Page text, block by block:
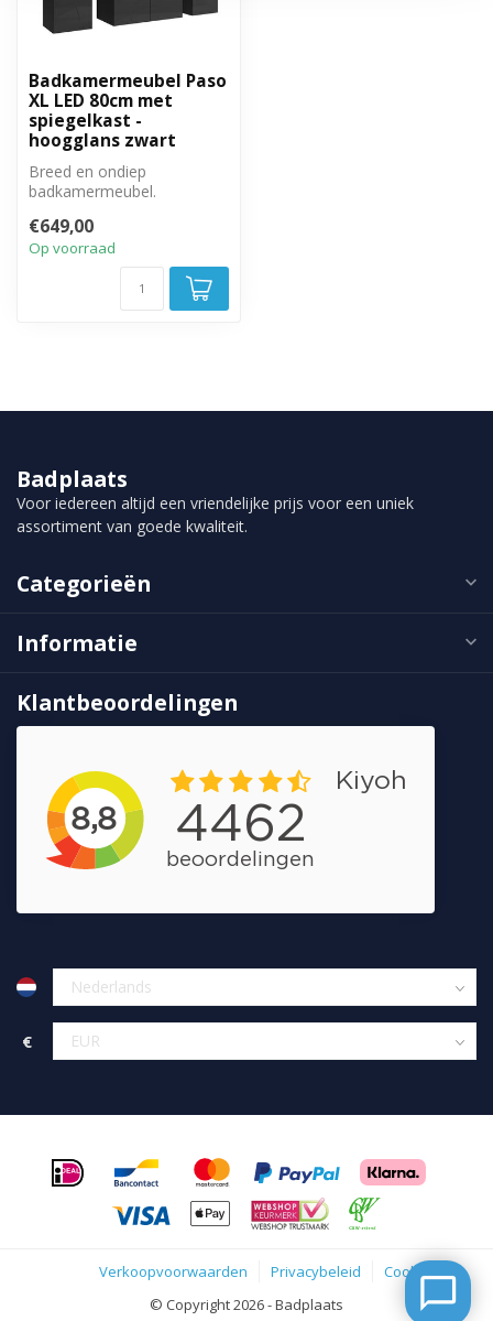
Badkamermeubel Paso
XL LED 80cm met
spiegelkast -
hoogglans zwart
Breed en ondiep
badkamermeubel.
badkamermeubel,
spiegelkast en ...
€649,00
Op voorraad
Badplaats
Voor iedereen altijd een vriendelijke prijs voor een uniek
assortiment van goede kwaliteit.
Categorieën
Informatie
Klantbeoordelingen
€
Verkoopvoorwaarden Privacybeleid
Cookies
© Copyright 2026 - Badplaats